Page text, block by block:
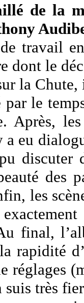
de la
travail
dont le
la
par le
Après,
a eu
discuter
des
les
final,
rapidité
réglages
suis très